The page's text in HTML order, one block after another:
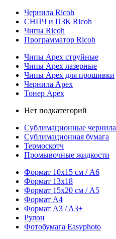
Чернила Ricoh
СНПЧ и ПЗК Ricoh
Чипы Ricoh
Программатор Ricoh
Чипы Apex струйные
Чипы Apex лазерные
Чипы Apex для прошивки
Чернила Apex
Тонер Apex
Нет подкатегорий
Сублимационные чернила
Сублимационная бумага
Термоскотч
Промывочные жидкости
Формат 10х15 см / A6
Формат 13х18
Формат 15х20 см / A5
Формат А4
Формат A3 / A3+
Рулон
Фотобумага Easyphoto